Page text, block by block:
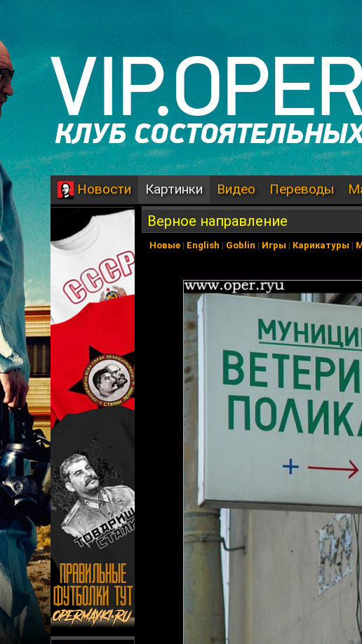
Новости Картинки Видео Переводы
Верное направление
Новые| English | Goblin | Игры | Карикатуры |